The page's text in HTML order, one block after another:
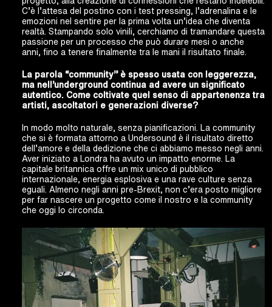
C’è l’attesa del postino con i test pressing, l’adrenalina e le
emozioni nel sentire per la prima volta un’idea che diventa
realtà. Stampando solo vinili, cerchiamo di tramandare questa
passione per un processo che può durare mesi o anche
anni, fino a tenere finalmente tra le mani il risultato finale.
La parola “community” è spesso usata con leggerezza,
ma nell’underground continua ad avere un significato
autentico. Come coltivate quel senso di appartenenza tra
artisti, ascoltatori e generazioni diverse?
In modo molto naturale, senza pianificazioni. La community
che si è formata attorno a Undersound è il risultato diretto
dell’amore e della dedizione che ci abbiamo messo negli anni.
Aver iniziato a Londra ha avuto un impatto enorme. La
capitale britannica offre un mix unico di pubblico
internazionale, energia esplosiva e una rave culture senza
eguali. Almeno negli anni pre-Brexit, non c’era posto migliore
per far nascere un progetto come il nostro e la community
che oggi lo circonda.